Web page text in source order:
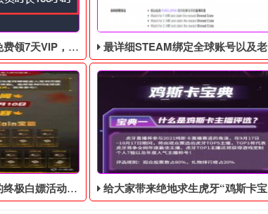
，合计168小时 最详细STEAM绑定全球账号以及老鼠台掉宝攻略，常见问题解答
间是9月28号到10月10号 给大家带来绝地求生虎牙“鸡斯卡宝典”的福利活动，这次福利活动将于9月17日至10月17日开始